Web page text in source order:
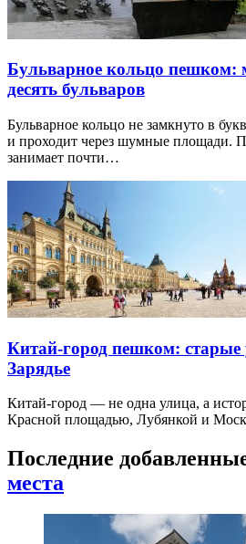
Бульварное кольцо пешком:
десять бульваров
Бульварное кольцо не замкнуто в
и проходит через шумные площади.
занимает почти…
Китай-город пешком:
Зарядье
Китай-город — не одна улица, а
Красной площадью, Лубянкой и
Последние
места